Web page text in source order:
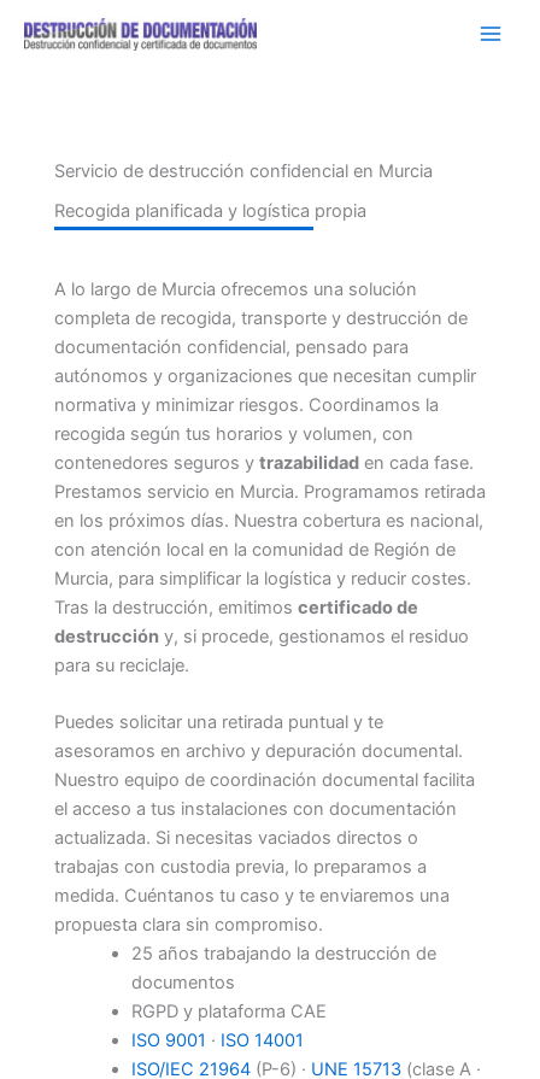
Servicio de destrucción confidencial en Murcia
Recogida planificada y logística propia
A lo largo de Murcia ofrecemos una solución
completa de recogida, transporte y destrucción de
documentación confidencial, pensado para
autónomos y organizaciones que necesitan cumplir
normativa y minimizar riesgos. Coordinamos la
recogida según tus horarios y volumen, con
contenedores seguros y trazabilidad en cada fase.
Prestamos servicio en Murcia. Programamos retirada
en los próximos días. Nuestra cobertura es nacional,
con atención local en la comunidad de Región de
Murcia, para simplificar la logística y reducir costes.
Tras la destrucción, emitimos certificado de
destrucción y, si procede, gestionamos el residuo
para su reciclaje.
Puedes solicitar una retirada puntual y te
asesoramos en archivo y depuración documental.
Nuestro equipo de coordinación documental facilita
el acceso a tus instalaciones con documentación
actualizada. Si necesitas vaciados directos o
trabajas con custodia previa, lo preparamos a
medida. Cuéntanos tu caso y te enviaremos una
propuesta clara sin compromiso.
25 años trabajando la destrucción de
documentos
RGPD y plataforma CAE
ISO 9001 · ISO 14001
ISO/IEC 21964(P-6) · UNE 15713(clase A ·